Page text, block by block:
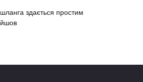
здається простим